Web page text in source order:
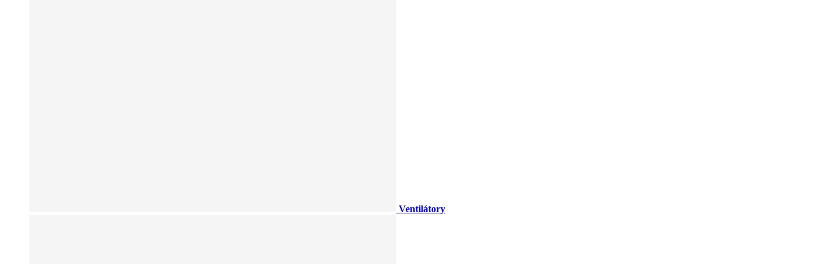
Ventilátory